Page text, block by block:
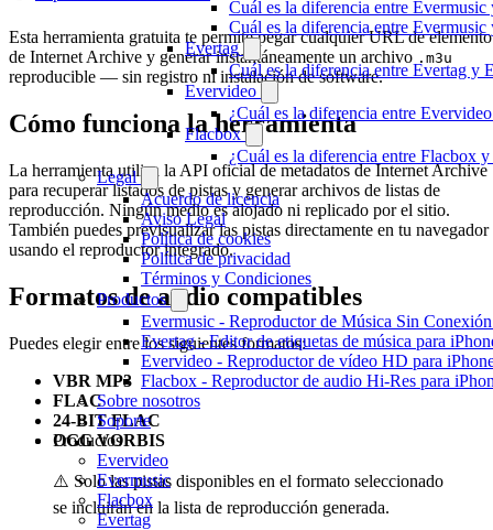
Cuál es la diferencia entre
Cuál es la diferencia entre
Evertag
Cuál es la diferencia entre Evertag y
Evervideo
¿Cuál es la diferencia entre
Flacbox
¿Cuál es la diferencia entre Flacbox
Legal
Acuerdo de licencia
Aviso Legal
Política de cookies
Política de privacidad
Términos y Condiciones
Productos
Evermusic - Reproductor de Música Sin
Evertag - Editor de etiquetas de música para
Evervideo - Reproductor de vídeo HD para
Flacbox - Reproductor de audio Hi-Res para
Sobre nosotros
Soporte
Productos
Evervideo
Evermusic
Flacbox
Evertag
Esta herramienta gratuita te permite pegar cualquier URL de elemento
de Internet Archive y generar instantáneamente un archivo .m3u
reproducible — sin registro ni instalación de software.
Cómo funciona la herramienta
La herramienta utiliza la API oficial de metadatos de Internet Archive
para recuperar listados de pistas y generar archivos de listas de
reproducción. Ningún medio es alojado ni replicado por el sitio.
También puedes previsualizar las pistas directamente en tu navegador
usando el reproductor integrado.
Formatos de audio compatibles
Puedes elegir entre los siguientes formatos:
VBR MP3
FLAC
24-BIT FLAC
OGG VORBIS
⚠️ Solo las pistas disponibles en el formato seleccionado
se incluirán en la lista de reproducción generada.